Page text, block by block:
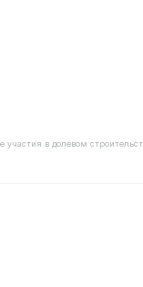
в долевом